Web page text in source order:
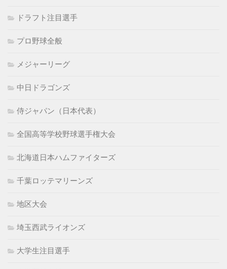
ドラフト注目選手
プロ野球全般
メジャーリーグ
中日ドラゴンズ
侍ジャパン（日本代表）
全国高等学校野球選手権大会
北海道日本ハムファイターズ
千葉ロッテマリーンズ
地区大会
埼玉西武ライオンズ
大学生注目選手